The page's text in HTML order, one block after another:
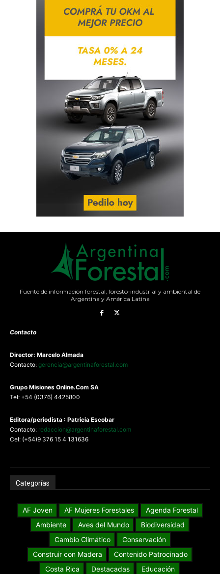
Fuente de información forestal, foresto-industrial y ambiental de
Argentina y América Latina
Contacto
Director: Marcelo Almada
Contacto: gerencia@argentinaforestal.com
Grupo Misiones Online.Com SA
Tel: +54 (0376) 4425800
Editora/periodista : Patricia Escobar
Contacto: redaccion@argentinaforestal.com
Cel: (+54)9 376 15 4 131636
Categorías
AF Joven AF Mujeres Forestales
Agenda Forestal
Ambiente
Aves del Mundo
Biodiversidad
Cambio Climático
Conservación
Construir con Madera
Contenido Patrocinado
Costa Rica
Destacadas
Educación